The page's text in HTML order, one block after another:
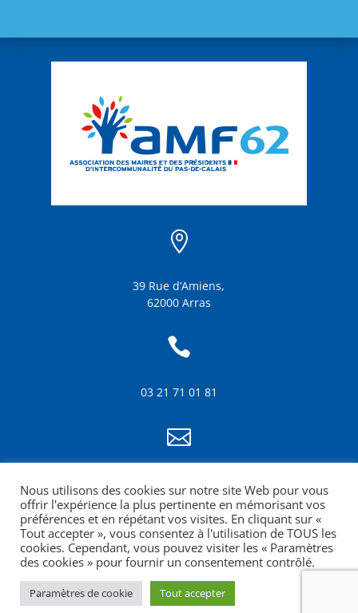

39 Rue d’Amiens,
62000 Arras

03 21 71 01 81

info@amf62.fr
mentions légales
Site web réalisé par la Croquante agence de
Nous utilisons des cookies sur notre site Web pour vous
offrir l'expérience la plus pertinente en mémorisant vos
préférences et en répétant vos visites. En cliquant sur «
Tout accepter », vous consentez à l'utilisation de TOUS les
cookies. Cependant, vous pouvez visiter les « Paramètres
des cookies » pour fournir un consentement contrôlé.
Paramètres de cookie Tout accepter